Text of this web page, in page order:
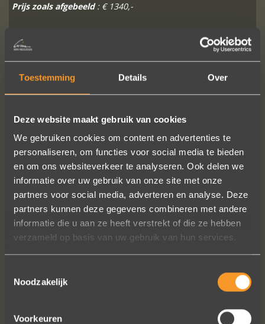
Toestemming Details Over
Deze website maakt gebruik van cookies
We gebruiken cookies om content en advertenties te
personaliseren, om functies voor social media te bieden
en om ons websiteverkeer te analyseren. Ook delen we
informatie over uw gebruik van onze site met onze
partners voor social media, adverteren en analyse. Deze
partners kunnen deze gegevens combineren met andere
informatie die u aan ze heeft verstrekt of die ze hebben
verzameld op basis van uw gebruik van hun services.
Noodzakelijk
Voorkeuren
Prijs zoals afgebeeld: € 1340,-
MEER INFO
VOLG ONS OP SOCIALE MEDIA
In de ban van uw creaties zijn we
uitstekend advies. We hebben zojuist